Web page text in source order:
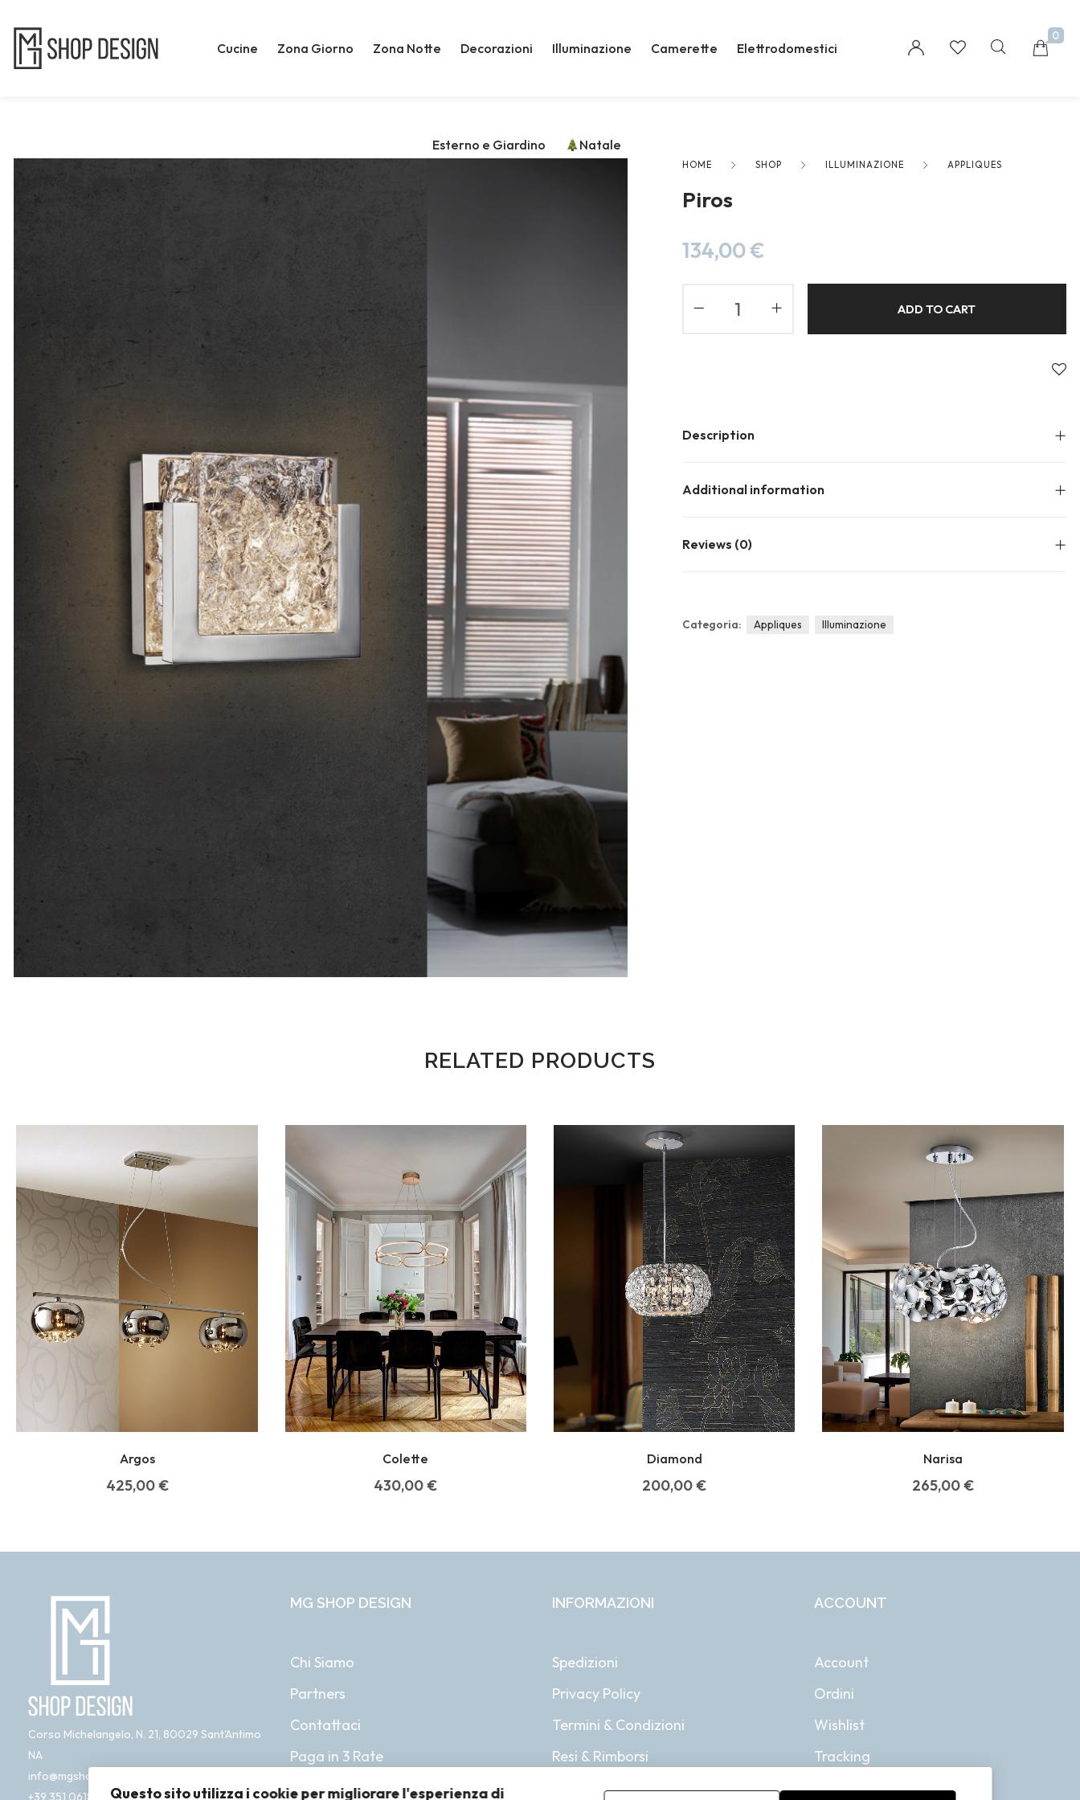
marketplace paired with an unlimited
Cucine Zona Giorno Zona Notte Decorazioni Illuminazione Camerette Elettrodomestici
Esterno e Giardino Natale
0
HOME SHOP ILLUMINAZIONE APPLIQUES
Piros
134,00€
ADD TO CART
Description
Additional information
Reviews (0)
Categoria: Appliques Illuminazione
RELATED PRODUCTS
Argos
425,00€
Colette
430,00€
Diamond
200,00€
Narisa
265,00€
Corso Michelangelo, N. 21, 80029 Sant'Antimo
NA
info@mgshopdesign.com
+39 351 0618 761
MG SHOP DESIGN
Chi Siamo
Partners
Contattaci
Paga in 3 Rate
INFORMAZIONI
Spedizioni
Privacy Policy
Termini & Condizioni
Resi & Rimborsi
ACCOUNT
Account
Ordini
Wishlist
Tracking
Questo sito utilizza i cookie per migliorare l'esperienza di